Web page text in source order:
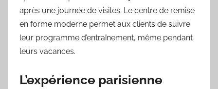
après une journée de visites. Le centre de remise
en forme moderne permet aux clients de suivre
leur programme d’entraînement, même pendant
leurs vacances.
L’expérience parisienne